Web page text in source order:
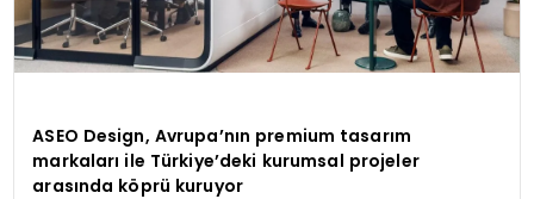
ASEO Design, Avrupa’nın premium tasarım
markaları ile Türkiye’deki kurumsal projeler
arasında köprü kuruyor